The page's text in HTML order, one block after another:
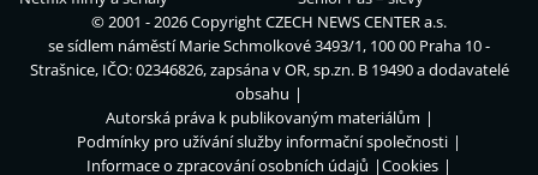
© 2001 - 2026 CopyrightCZECH NEWS CENTER a.s.
se sídlem náměstí Marie Schmolkové 3493/1, 100 00 Praha 10 -
Strašnice, IČO: 02346826, zapsána v OR, sp.zn. B 19490 a dodavatelé
obsahu
Autorská práva k publikovaným materiálům
Podmínky pro užívání služby informační společnosti
Informace o zpracování osobních údajů
Cookies